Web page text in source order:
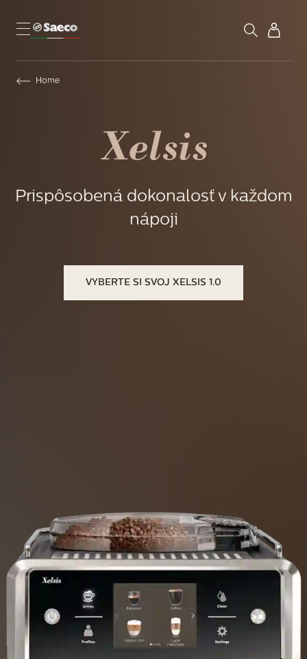
Home
Prispôsobená dokonalosť v každom
nápoji
VYBERTE SI SVOJ XELSIS 1.0